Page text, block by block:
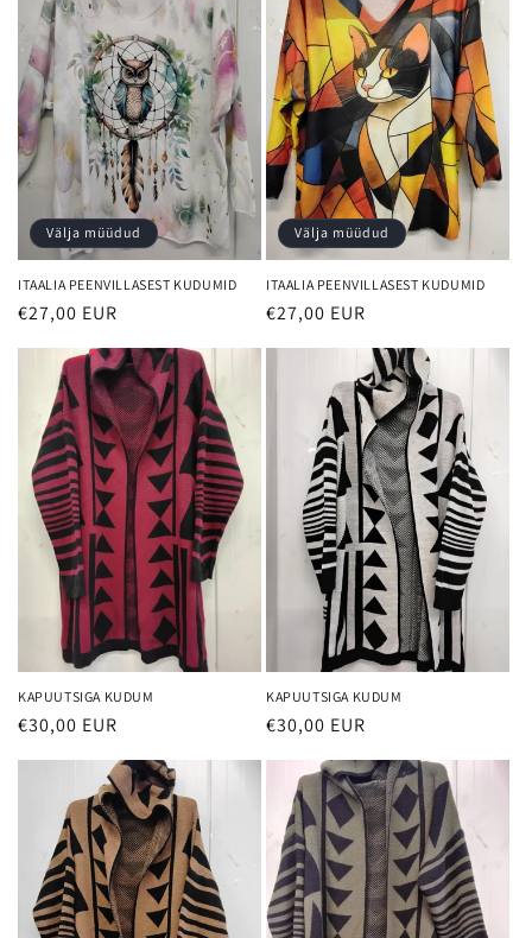
Välja müüdud
ITAALIA PEENVILLASEST KUDUMID
€27,00 EUR
Välja müüdud
ITAALIA PEENVILLASEST KUDUMID
€27,00 EUR
KAPUUTSIGA KUDUM
€30,00 EUR
KAPUUTSIGA KUDUM
€30,00 EUR